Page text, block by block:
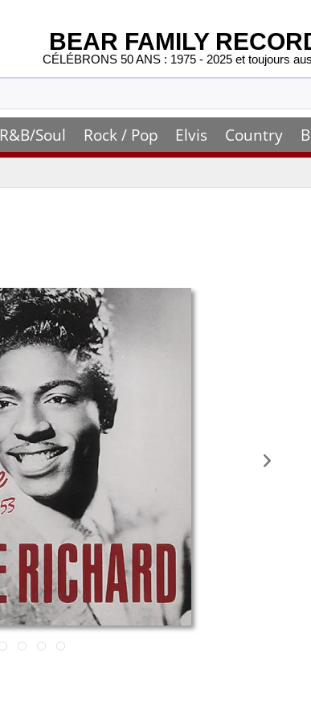
BEAR FAMILY
CÉLÉBRONS 50 ANS : 1975 - 2025 et toujours
R&B/Soul Rock / Pop Elvis Country